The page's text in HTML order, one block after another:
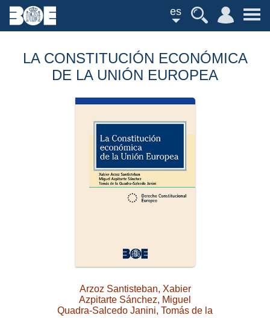
es
LA CONSTITUCIÓN ECONÓMICA
DE LA UNIÓN EUROPEA
Arzoz Santisteban, Xabier
Azpitarte Sánchez, Miguel
Quadra-Salcedo Janini, Tomás de la